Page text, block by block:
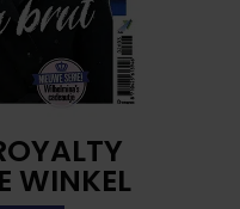
WINKEL